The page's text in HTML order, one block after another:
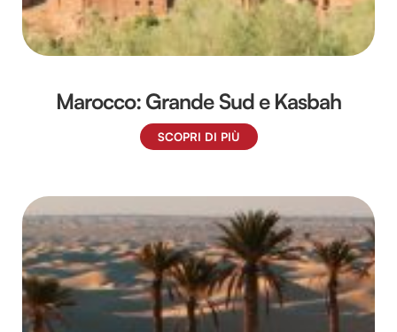
Marocco: Grande Sud e Kasbah
SCOPRI DI PIÙ